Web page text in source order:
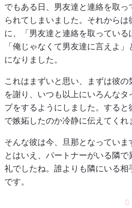
でもある日、男友達と連絡を取
られてしまいました。それから
に、「男友達と連絡を取っている
「俺じゃなくて男友達に言えよ
になりました。
これはまずいと思い、まずは彼の
を謝り、いつも以上にいろんなタ
プをするようにしました。する
で嫉妬したのか冷静に伝えてくれ
そんな彼は今、旦那となってい
とはいえ、パートナーがいる隣
礼でしたね。誰よりも隣にいる
です。